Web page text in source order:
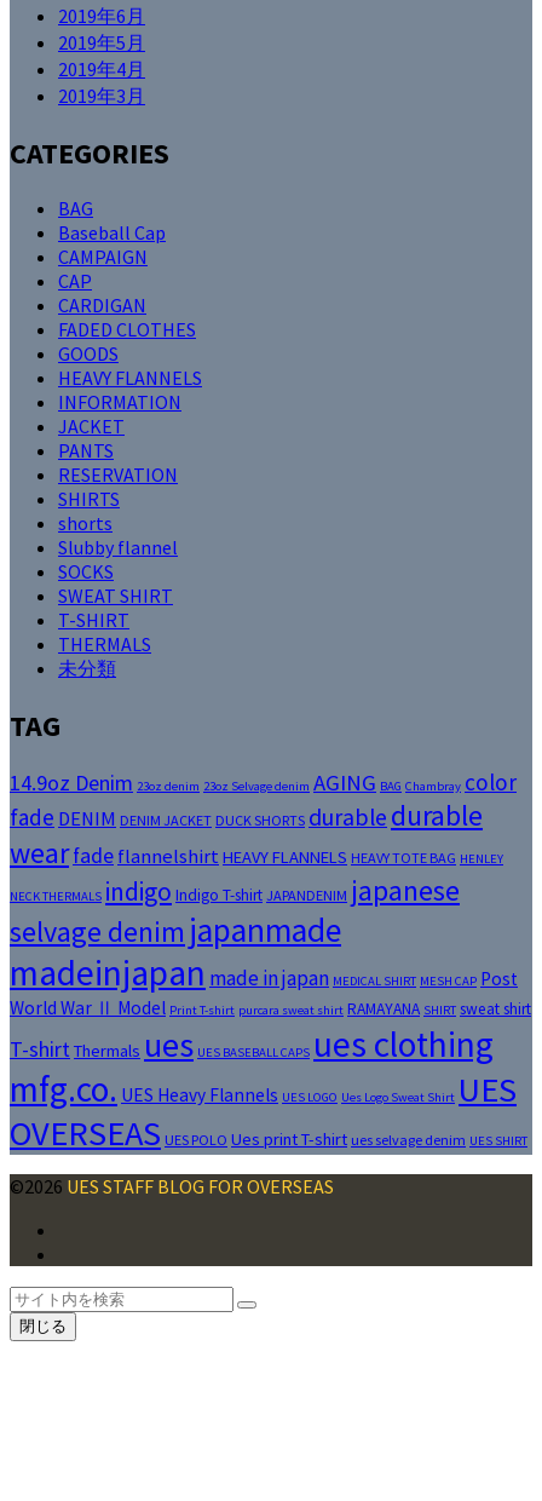
2019年6月
2019年5月
2019年4月
2019年3月
CATEGORIES
BAG
Baseball Cap
CAMPAIGN
CAP
CARDIGAN
FADED CLOTHES
GOODS
HEAVY FLANNELS
INFORMATION
JACKET
PANTS
RESERVATION
SHIRTS
shorts
Slubby flannel
SOCKS
SWEAT SHIRT
T-SHIRT
THERMALS
未分類
TAG
14.9oz Denim 23oz denim 23oz Selvage denim AGING BAG Chambray color
fade DENIM DENIM JACKET DUCK SHORTS durable durable
wearfadeflannelshirt HEAVY FLANNELS HEAVY TOTE BAG HENLEY
NECK THERMALS indigo Indigo T-shirt JAPANDENIM japanese
selvage denim japanmade
madeinjapan made in japan MEDICAL SHIRT MESH CAP Post
World War Ⅱ Model Print T-shirt purcara sweat shirt RAMAYANA SHIRT sweat shirt
T-shirt Thermals ues UES BASEBALL CAPS ues clothing
mfg.co. UES Heavy Flannels UES LOGO Ues Logo Sweat Shirt UES
OVERSEAS UES POLO Ues print T-shirt ues selvage denim UES SHIRT
©2026 UES STAFF BLOG FOR OVERSEAS
ト
ッ
検
索
検
閉じる